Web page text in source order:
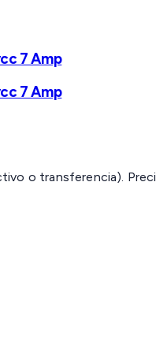
7 Amp
7 Amp
o transferencia).